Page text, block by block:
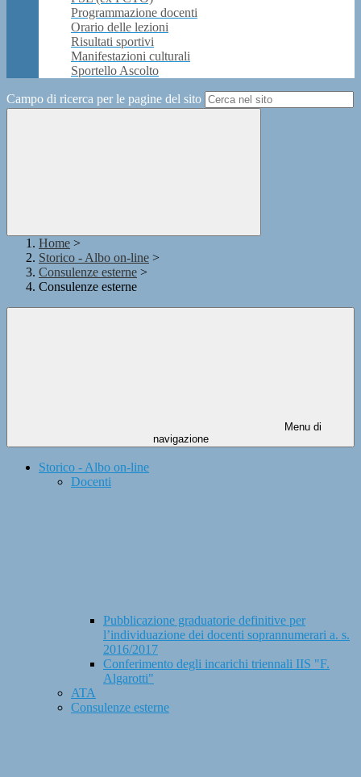
Programmazione docenti
Orario delle lezioni
Risultati sportivi
Manifestazioni culturali
Sportello Ascolto
Campo di ricerca per le pagine del sito
Home >
Storico - Albo on-line >
Consulenze esterne >
Consulenze esterne
Menu di
navigazione
Storico - Albo on-line
Docenti
Pubblicazione graduatorie definitive per
l’individuazione dei docenti soprannumerari a. s.
2016/2017
Conferimento degli incarichi triennali IIS "F.
Algarotti"
ATA
Consulenze esterne